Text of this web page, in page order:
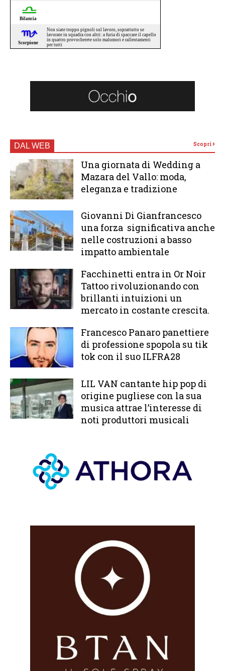
DAL WEB Scopri
Una giornata di Wedding a
Mazara del Vallo: moda,
eleganza e tradizione
Giovanni Di Gianfrancesco
una forza significativa anche
nelle costruzioni a basso
impatto ambientale
Facchinetti entra in Or Noir
Tattoo rivoluzionando con
brillanti intuizioni un
mercato in costante crescita.
Francesco Panaro panettiere
di professione spopola su tik
tok con il suo ILFRA28
LIL VAN cantante hip pop di
origine pugliese con la sua
musica attrae l’interesse di
noti produttori musicali